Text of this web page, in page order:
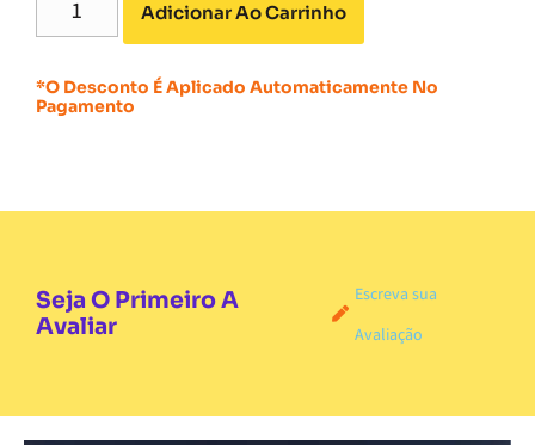
Adicionar Ao Carrinho
*O Desconto É Aplicado Automaticamente No
Pagamento
Seja O Primeiro A
Avaliar
Escreva sua
Avaliação